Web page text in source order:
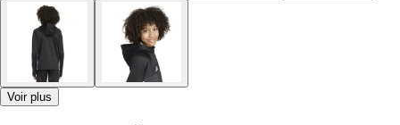
Voir plus